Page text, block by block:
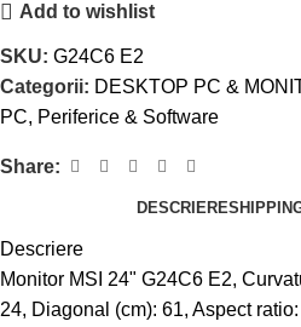
Add to wishlist
SKU: G24C6 E2
Categorii: DESKTOP PC &
PC, Periferice & Software
Share:
DESCRIERE
Descriere
Monitor MSI 24" G24C6 E2,
24, Diagonal (cm): 61, Aspect